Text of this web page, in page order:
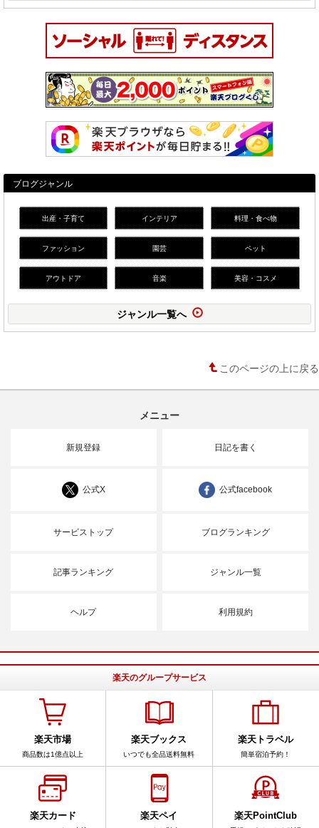
ブログジャンル
出産・子育て インテリア 料理・食べ物
ファッション 園芸 ペット
アウトドア 音楽 美容・コスメ
ジャンル一覧へ
このページの上に戻る
メニュー
新規登録 日記を書く
公式X 公式facebook
サービストップ ブログランキング
記事ランキング ジャンル一覧
ヘルプ 利用規約
楽天のグループサービス
楽天市場
商品数は1億点以上
楽天ブックス
いつでも全品送料無料
楽天トラベル
簡単宿泊予約！
楽天カード 楽天ペイ 楽天PointClub